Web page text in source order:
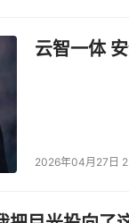
云智一体
2026年04月27日